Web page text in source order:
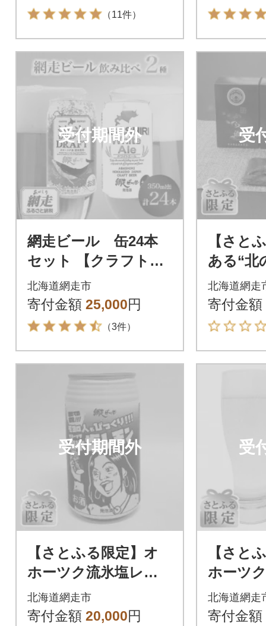
（11件）
受付期間外
網走ビール 缶24本
セット 【クラフトビ
ール】
北海道網走市
寄付金額 25,000円
（3件）
受
【さと
ある“北
ら酒】
北海道網走
寄付金額
受付期間外
【さとふる限定】オ
ホーツク流氷塩レモ
ン(ノーマル) 24本セ
ット
北海道網走市
寄付金額 20,000円
受
【さと
ホーツ
ン(な
24本セ
北海道網走
寄付金額